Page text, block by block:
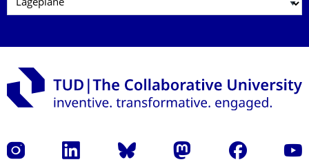
Instagram LinkedIn Bluesky Mastodon Facebook